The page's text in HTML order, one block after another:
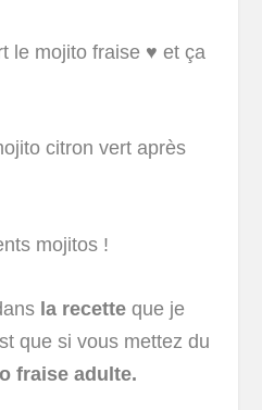
le mojito fraise ♥ et ça
citron vert après
mojitos !
la recette que je
que si vous mettez du
fraise adulte.